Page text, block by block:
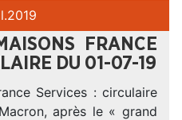
2019
FRANCE
DU 01-07-19
Services : circulaire
après le « grand